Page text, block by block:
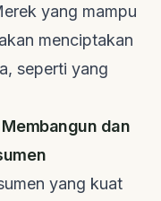
yang mampu
menciptakan
seperti yang
dan
yang kuat